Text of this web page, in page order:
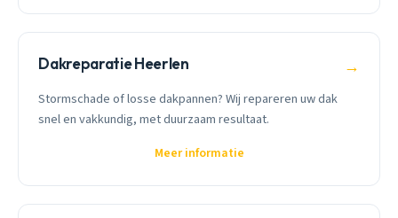
Dakreparatie Heerlen →
Stormschade of losse dakpannen? Wij repareren uw dak
snel en vakkundig, met duurzaam resultaat.
Meer informatie